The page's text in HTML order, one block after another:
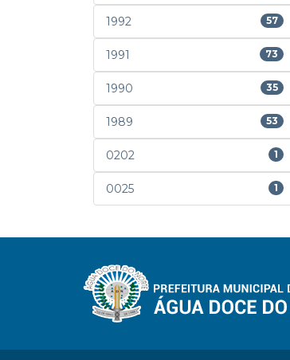
1992 57
1991 73
1990 35
1989 53
0202 1
0025 1